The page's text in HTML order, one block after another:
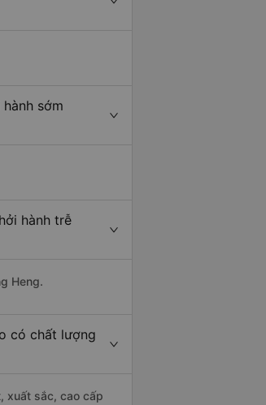
sớm
hành trễ
Heng.
có chất lượng
xuất sắc, cao cấp